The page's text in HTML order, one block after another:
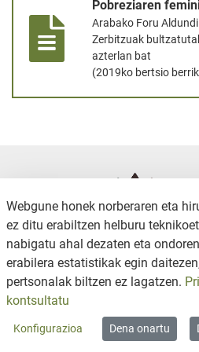
Pobreziaren
Arabako Foru
Zerbitzuak
azterlan bat
(2019ko bertsio
KONTAKTUA
Copyright © 2026 / Excmo. iruraiz |
Webgune honek norberaren eta
ez ditu erabiltzen helburu
nabigatu ahal dezaten eta
erabilera estatistikak egin
pertsonalak biltzen ez lagatzen.
kontsultatu
Konfigurazioa Dena onartu